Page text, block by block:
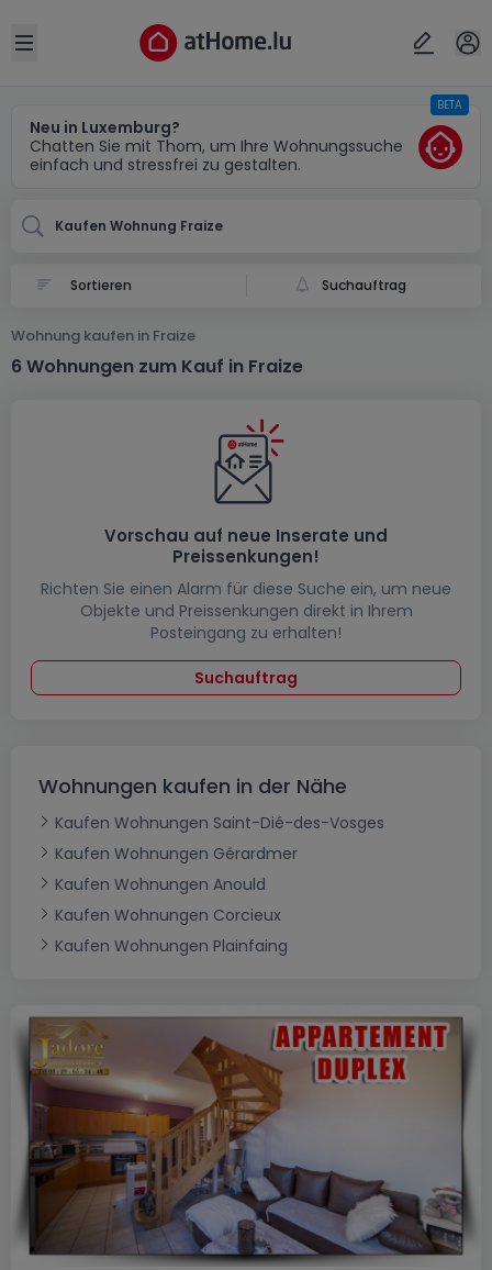
Open sidebar
Neu in Luxemburg?
Chatten Sie mit Thom, um Ihre Wohnungssuche
einfach und stressfrei zu gestalten.
BETA
Kaufen Wohnung Fraize
Suchauftrag
Wohnung kaufen in Fraize
6 Wohnungen zum Kauf in Fraize
Vorschau auf neue Inserate und
Preissenkungen!
Richten Sie einen Alarm für diese Suche ein, um neue
Objekte und Preissenkungen direkt in Ihrem
Posteingang zu erhalten!
Suchauftrag
Wohnungen kaufen in der Nähe
Kaufen Wohnungen Saint-Dié-des-Vosges
Kaufen Wohnungen Gérardmer
Kaufen Wohnungen Anould
Kaufen Wohnungen Corcieux
Kaufen Wohnungen Plainfaing
Ort
Abbrechen ok